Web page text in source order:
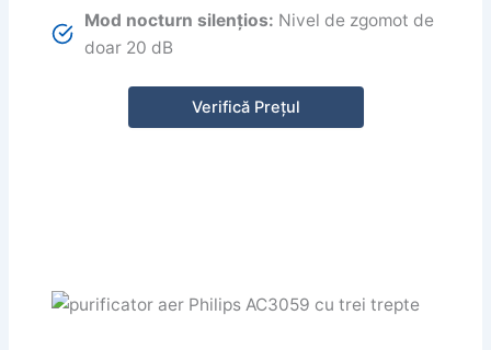
Mod nocturn silențios: Nivel de zgomot de
doar 20 dB
Verifică Prețul